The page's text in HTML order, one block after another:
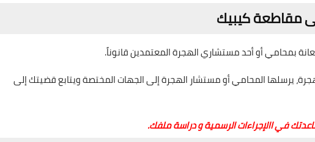
مقاطعة كيبيك
بمحامي أو أحد مستشاري الهجرة المعتمدين قانوناً.
يرسلها المحامي أو مستشار الهجرة إلى الجهات المختصة ويتابع قضيتك إلى
في االإجراءات الرسمية و دراسة ملفك.